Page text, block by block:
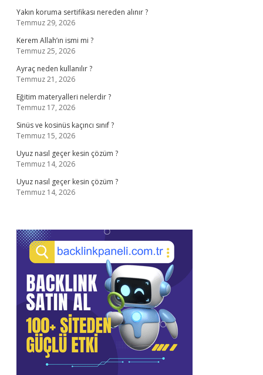
Yakın koruma sertifikası nereden alınır ?
Temmuz 29, 2026
Kerem Allah’ın ismi mi ?
Temmuz 25, 2026
Ayraç neden kullanılır ?
Temmuz 21, 2026
Eğitim materyalleri nelerdir ?
Temmuz 17, 2026
Sinüs ve kosinüs kaçıncı sınıf ?
Temmuz 15, 2026
Uyuz nasıl geçer kesin çözüm ?
Temmuz 14, 2026
Uyuz nasıl geçer kesin çözüm ?
Temmuz 14, 2026